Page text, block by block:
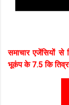
समाचार एजेंसियों से
भूकंप के 7.5 कि